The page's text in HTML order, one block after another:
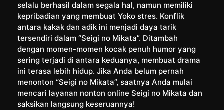
selalu berhasil dalam segala hal, namun memiliki
kepribadian yang membuat Yoko stres. Konflik
antara kakak dan adik ini menjadi daya tarik
tersendiri dalam “Seigi no Mikata”. Ditambah
dengan momen-momen kocak penuh humor yang
sering terjadi di antara keduanya, membuat drama
ini terasa lebih hidup. Jika Anda belum pernah
menonton “Seigi no Mikata”, saatnya Anda mulai
mencari layanan nonton online Seigi no Mikata dan
saksikan langsung keseruannya!